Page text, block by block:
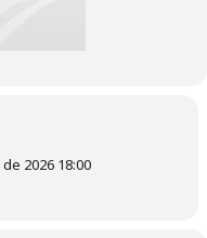
2026 18:00